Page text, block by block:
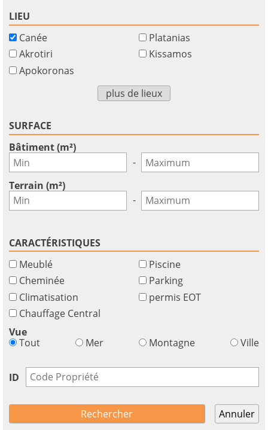
LIEU
Canée
Akrotiri
Apokoronas
Platanias
Kissamos
plus de lieux
SURFACE
Bâtiment (m²)
-
Terrain (m²)
-
CARACTÉRISTIQUES
Meublé
Cheminée
Climatisation
Piscine
Parking
permis EOT
Chauffage Central
Vue
Tout
Mer Montagne Ville
ID
Annuler
Monnaie
Unités
EUR €
English
S'il
vous